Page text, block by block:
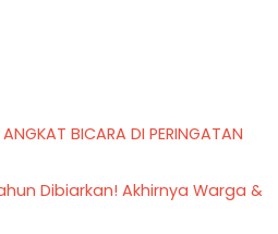
ANGKAT BICARA DI PERINGATAN
Dibiarkan! Akhirnya Warga &